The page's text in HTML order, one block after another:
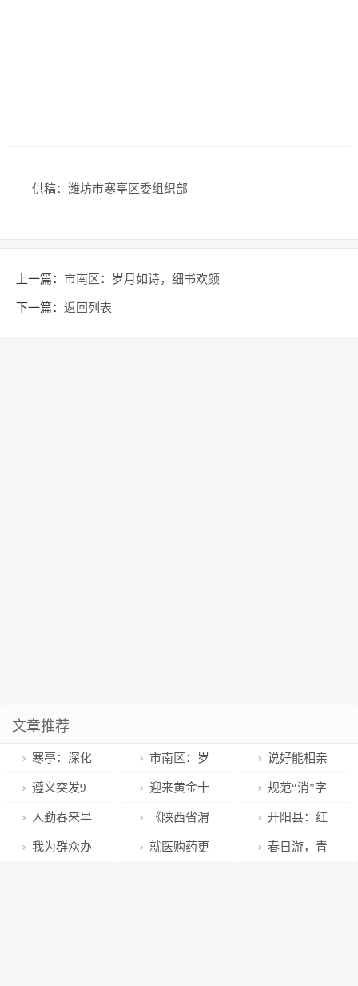
供稿：潍坊市寒亭区委组织部
上一篇： 市南区：岁月如诗，细书欢颜
下一篇： 返回列表
文章推荐
寒亭：深化
实施“社区赋
能、书记赋权”
工程 提升党建
市南区：岁
月如诗，细书
欢颜
说好能相亲
5人结果只见
了1位 婚介：
他对女士动手
遵义突发9
级大风，宴席
帐篷被吹翻，
迎来黄金十
年，餐饮供应
链将出现百亿
规范“消”字
号产品市场需
多方共治
人勤春来早
｜天河湾里春
《陕西省渭
河保护条例》
开阳县：红
白理事会“理”
我为群众办 就医购药更 春日游，青